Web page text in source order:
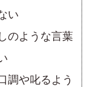
い
のような言葉
調や叱るよう